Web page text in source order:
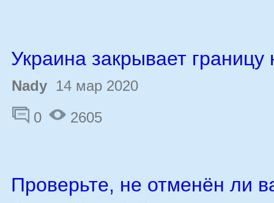
Украина закрывает
Nady 14 мар 2020
0
2605
Проверьте, не отменён ли